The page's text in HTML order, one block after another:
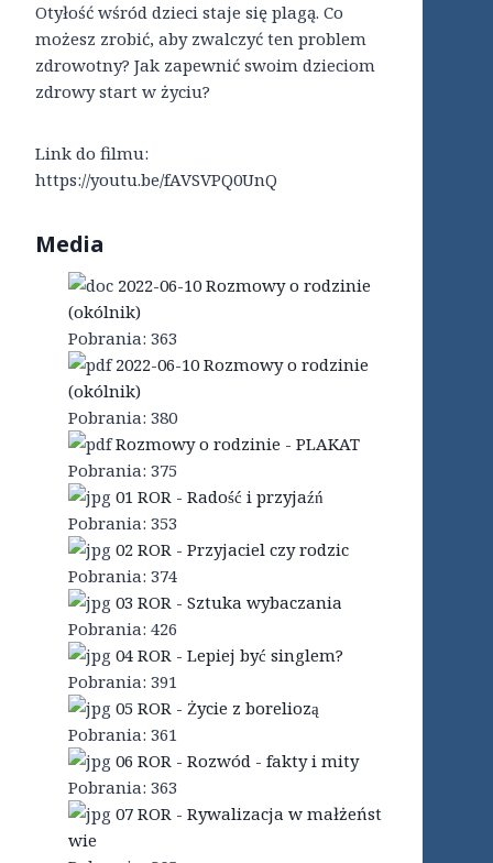
Otyłość wśród dzieci staje się plagą. Co
możesz zrobić, aby zwalczyć ten problem
zdrowotny? Jak zapewnić swoim dzieciom
zdrowy start w życiu?
Link do filmu:
https://youtu.be/fAVSVPQ0UnQ
Media
2022-06-10 Rozmowy o rodzinie
(okólnik)
Pobrania: 363
2022-06-10 Rozmowy o rodzinie
(okólnik)
Pobrania: 380
Rozmowy o rodzinie - PLAKAT
Pobrania: 375
01 ROR - Radość i przyjaźń
Pobrania: 353
02 ROR - Przyjaciel czy rodzic
Pobrania: 374
03 ROR - Sztuka wybaczania
Pobrania: 426
04 ROR - Lepiej być singlem?
Pobrania: 391
05 ROR - Życie z boreliozą
Pobrania: 361
06 ROR - Rozwód - fakty i mity
Pobrania: 363
07 ROR - Rywalizacja w małżeńst
wie